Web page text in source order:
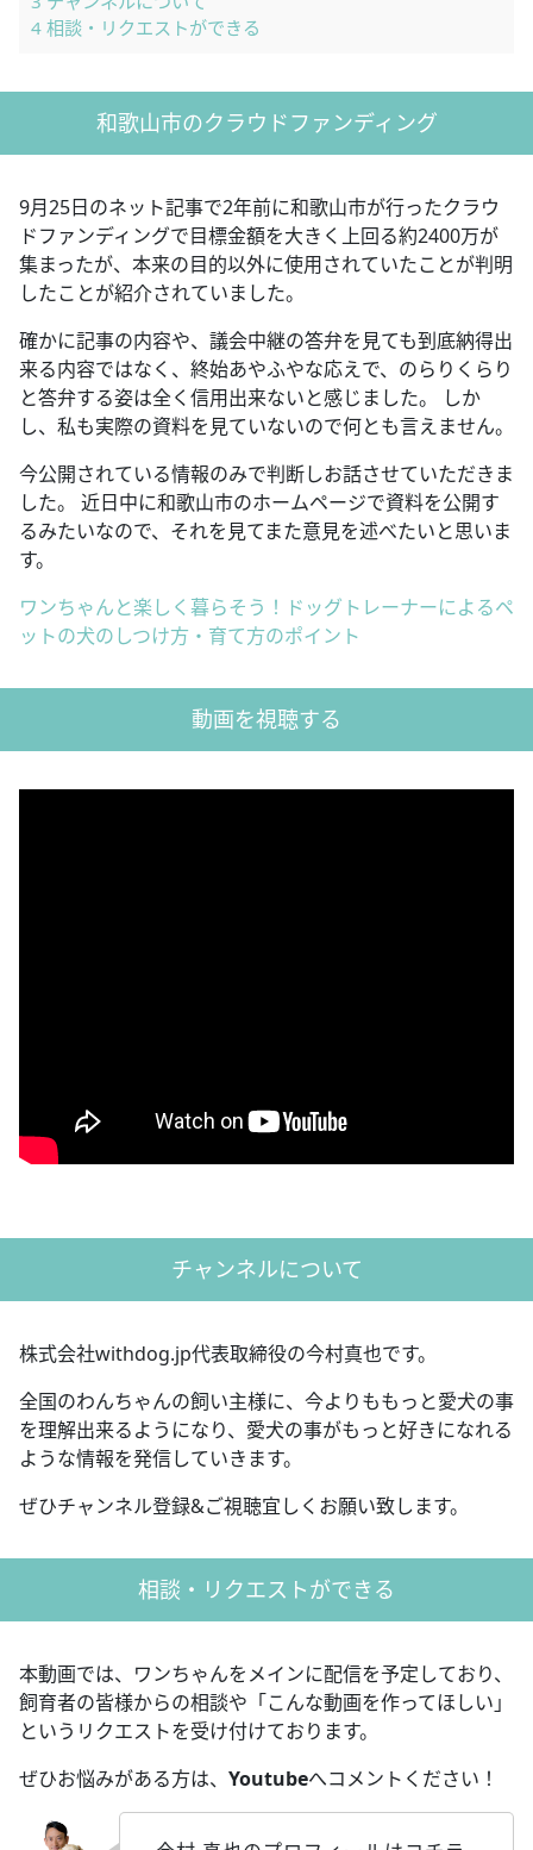
4 相談・リクエストができる
和歌山市のクラウドファンディング
9月25日のネット記事で2年前に和歌山市が行ったクラウ
ドファンディングで目標金額を大きく上回る約2400万が
集まったが、本来の目的以外に使用されていたことが判明
したことが紹介されていました。
確かに記事の内容や、議会中継の答弁を見ても到底納得出
来る内容ではなく、終始あやふやな応えで、のらりくらり
と答弁する姿は全く信用出来ないと感じました。 しか
し、私も実際の資料を見ていないので何とも言えません。
今公開されている情報のみで判断しお話させていただきま
した。 近日中に和歌山市のホームページで資料を公開す
るみたいなので、それを見てまた意見を述べたいと思いま
す。
ワンちゃんと楽しく暮らそう！ドッグトレーナーによるペ
ットの犬のしつけ方・育て方のポイント
動画を視聴する
チャンネルについて
株式会社withdog.jp代表取締役の今村真也です。
全国のわんちゃんの飼い主様に、今よりももっと愛犬の事
を理解出来るようになり、愛犬の事がもっと好きになれる
ような情報を発信していきます。
ぜひチャンネル登録&ご視聴宜しくお願い致します。
相談・リクエストができる
本動画では、ワンちゃんをメインに配信を予定しており、
飼育者の皆様からの相談や「こんな動画を作ってほしい」
というリクエストを受け付けております。
ぜひお悩みがある方は、 Youtubeへコメントください！